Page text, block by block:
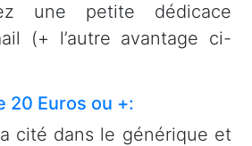
une petite dédicace
(+ l’autre avantage ci-
20 Euros ou +:
cité dans le générique et